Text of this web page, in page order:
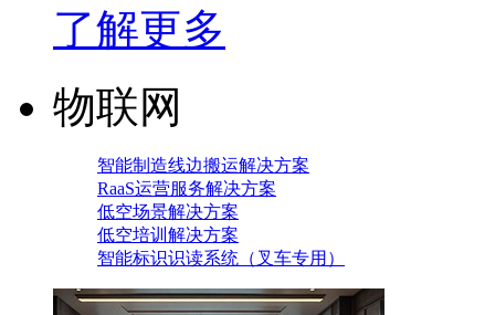
了解更多
物联网
智能制造线边搬运解决方案
RaaS运营服务解决方案
低空场景解决方案
低空培训解决方案
智能标识识读系统（叉车专用）